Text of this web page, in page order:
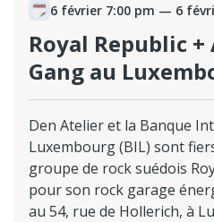
6 février 7:00 pm — 6
Royal Republic
Gang au
Den Atelier et la Banque
Luxembourg (BIL) sont
groupe de rock suédois
pour son rock garage
au 54, rue de Hollerich, à